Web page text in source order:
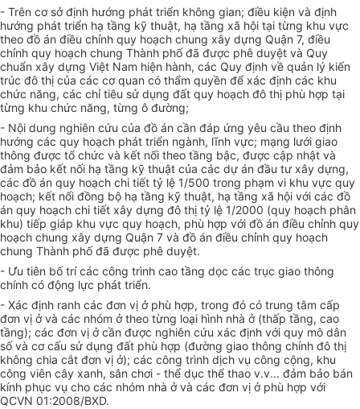
- Trên cơ sở định hướng phát triển không gian; điều kiện và định
hướng phát triển hạ tầng kỹ thuật, hạ tầng xã hội tại từng khu vực
theo đồ án điều chỉnh quy hoạch chung xây dựng Quận 7, điều
chỉnh quy hoạch chung Thành phố đã được phê duyệt và Quy
chuẩn xây dựng Việt Nam hiện hành, các Quy định về quản lý kiến
trúc đô thị của các cơ quan có thẩm quyền để xác định các khu
chức năng, các chỉ tiêu sử dụng đất quy hoạch đô thị phù hợp tại
từng khu chức năng, từng ô đường;
- Nội dung nghiên cứu của đồ án cần đáp ứng yêu cầu theo định
hướng các quy hoạch phát triển ngành, lĩnh vực; mạng lưới giao
thông được tổ chức và kết nối theo tầng bậc, được cập nhật và
đảm bảo kết nối hạ tầng kỹ thuật của các dự án đầu tư xây dựng,
các đồ án quy hoạch chi tiết tỷ lệ 1/500 trong phạm vi khu vực quy
hoạch; kết nối đồng bộ hạ tầng kỹ thuật, hạ tầng xã hội với các đồ
án quy hoạch chi tiết xây dựng đô thị tỷ lệ 1/2000 (quy hoạch phân
khu) tiếp giáp khu vực quy hoạch, phù hợp với đồ án điều chỉnh quy
hoạch chung xây dựng Quận 7 và đồ án điều chỉnh quy hoạch
chung Thành phố đã được phê duyệt.
- Ưu tiên bố trí các công trình cao tầng dọc các trục giao thông
chính có động lực phát triển.
- Xác định ranh các đơn vị ở phù hợp, trong đó có trung tâm cấp
đơn vị ở và các nhóm ở theo từng loại hình nhà ở (thấp tầng, cao
tầng); các đơn vị ở cần được nghiên cứu xác định với quy mô dân
số và cơ cấu sử dụng đất phù hợp (đường giao thông chính đô thị
không chia cắt đơn vị ở); các công trình dịch vụ công cộng, khu
công viên cây xanh, sân chơi - thể dục thể thao v.v... đảm bảo bán
kính phục vụ cho các nhóm nhà ở và các đơn vị ở phù hợp với
QCVN 01:2008/BXD.